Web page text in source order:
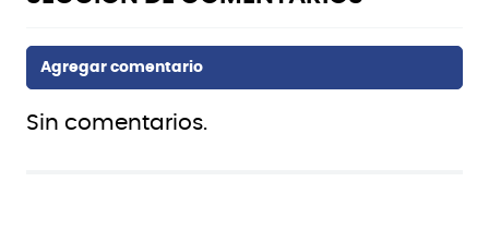
Sin comentarios.